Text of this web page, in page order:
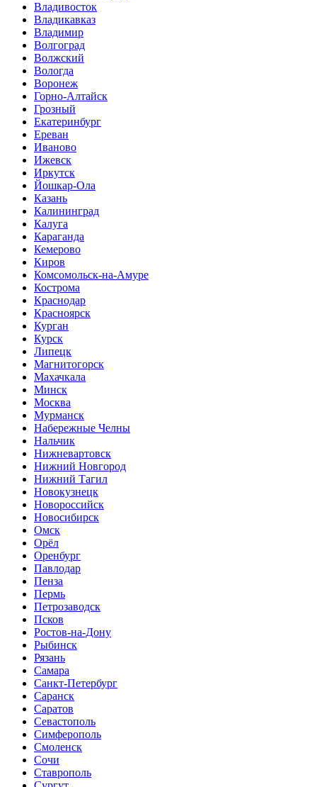
Владивосток
Владикавказ
Владимир
Волгоград
Волжский
Вологда
Воронеж
Горно-Алтайск
Грозный
Екатеринбург
Ереван
Иваново
Ижевск
Иркутск
Йошкар-Ола
Казань
Калининград
Калуга
Караганда
Кемерово
Киров
Комсомольск-на-Амуре
Кострома
Краснодар
Красноярск
Курган
Курск
Липецк
Магнитогорск
Махачкала
Минск
Москва
Мурманск
Набережные Челны
Нальчик
Нижневартовск
Нижний Новгород
Нижний Тагил
Новокузнецк
Новороссийск
Новосибирск
Омск
Орёл
Оренбург
Павлодар
Пенза
Пермь
Петрозаводск
Псков
Ростов-на-Дону
Рыбинск
Рязань
Самара
Санкт-Петербург
Саранск
Саратов
Севастополь
Симферополь
Смоленск
Сочи
Ставрополь